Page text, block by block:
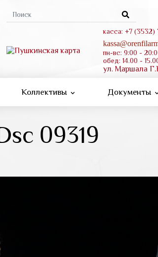
Форма
касса: +7 (3532)
пн-вс: 9:00 -
обед: 14.00 -
ул. Маршала
Коллективы Документы
09319